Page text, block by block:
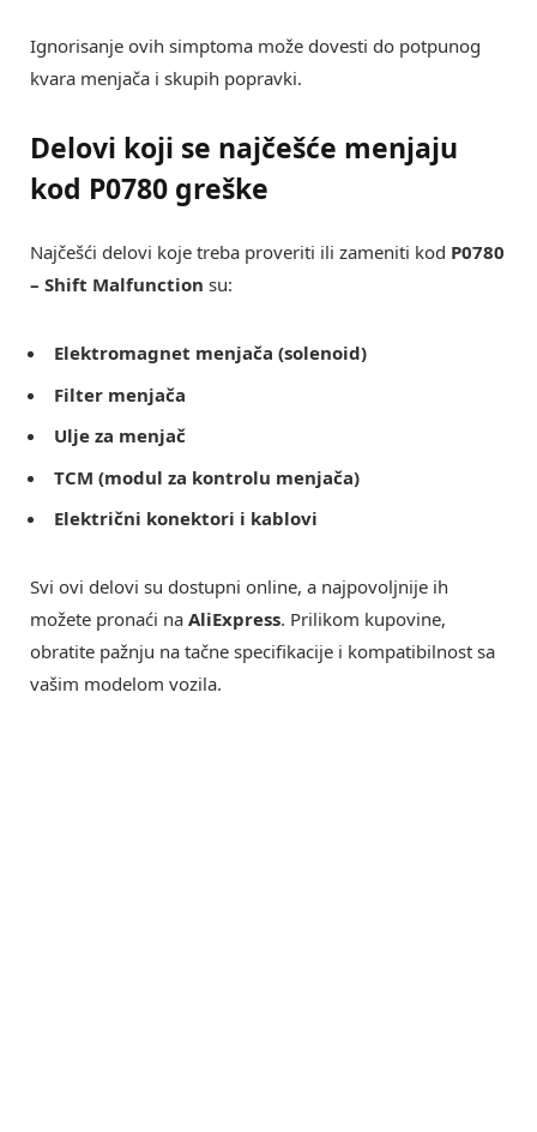
Ignorisanje ovih simptoma može dovesti do potpunog
kvara menjača i skupih popravki.
Delovi koji se najčešće menjaju
kod P0780 greške
Najčešći delovi koje treba proveriti ili zameniti kod P0780
– Shift Malfunction su:
Elektromagnet menjača (solenoid)
Filter menjača
Ulje za menjač
TCM (modul za kontrolu menjača)
Električni konektori i kablovi
Svi ovi delovi su dostupni online, a najpovoljnije ih
možete pronaći na AliExpress. Prilikom kupovine,
obratite pažnju na tačne specifikacije i kompatibilnost sa
vašim modelom vozila.